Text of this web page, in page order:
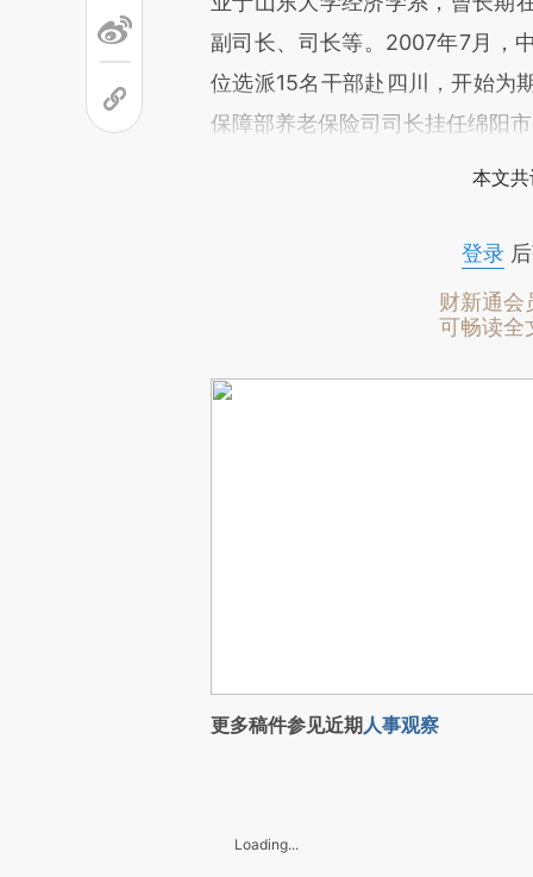
副司长、司长等。2007年7月，
位选派15名干部赴四川，开始为
保障部养老保险司司长挂任绵阳市
本文共
登录后
财新通会
可畅读全
更多稿件参见近期人事观察
Loading...